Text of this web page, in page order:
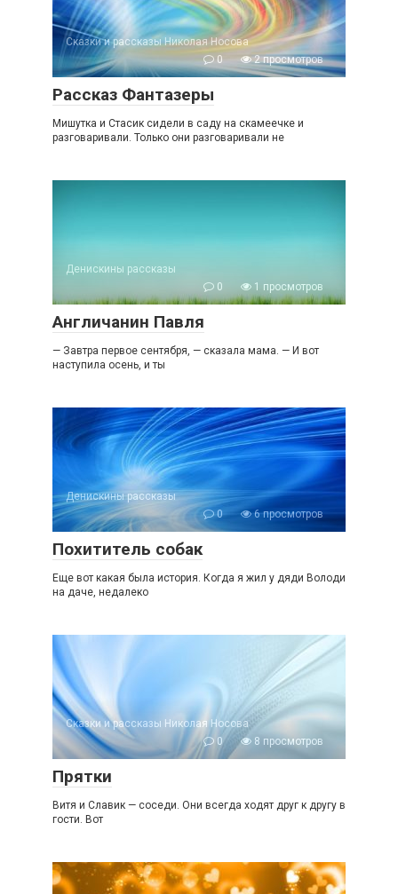
Сказки и рассказы Николая Носова
0
2 просмотров
Рассказ Фантазеры
Мишутка и Стасик сидели в саду на скамеечке и
разговаривали. Только они разговаривали не
Денискины рассказы
0
1 просмотров
Англичанин Павля
— Завтра первое сентября, — сказала мама. — И вот
наступила осень, и ты
Денискины рассказы
0
6 просмотров
Похититель собак
Еще вот какая была история. Когда я жил у дяди Володи
на даче, недалеко
Сказки и рассказы Николая Носова
0
8 просмотров
Прятки
Витя и Славик — соседи. Они всегда ходят друг к другу в
гости. Вот